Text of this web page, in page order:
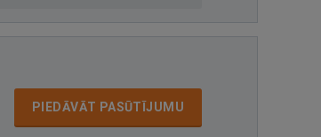
PIEDĀVĀT PASŪTĪJUMU